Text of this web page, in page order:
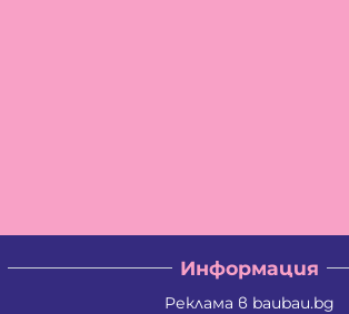
Информация
Реклама в baubau.bg